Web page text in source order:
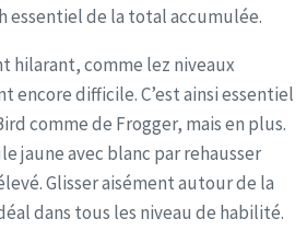
essentiel de la total accumulée.
hilarant, comme lez niveaux
encore difficile. C’est ainsi essentiel
comme de Frogger, mais en plus.
jaune avec blanc par rehausser
Glisser aisément autour de la
dans tous les niveau de habilité.